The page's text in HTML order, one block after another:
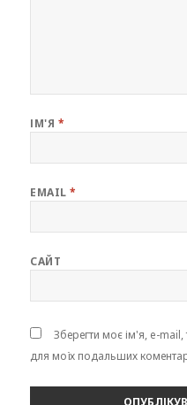
ІМ'Я *
EMAIL*
САЙТ
Зберегти моє ім'я, e-mail,
для моїх подальших